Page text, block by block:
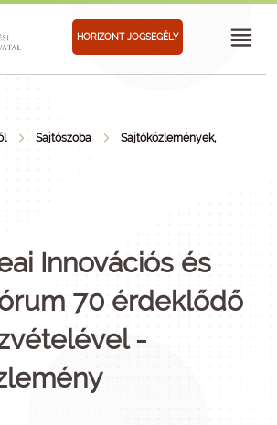
HORIZONT JOGSEGÉLY
Sajtószoba
Sajtóközlemények,
Innovációs és
70 érdeklődő
-